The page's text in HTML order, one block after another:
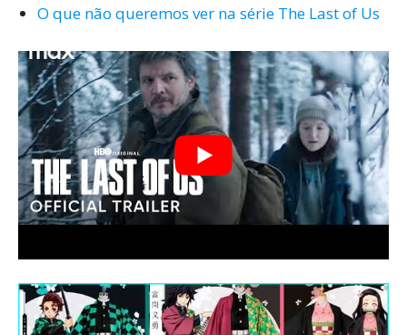
O que não queremos ver na série The Last of Us